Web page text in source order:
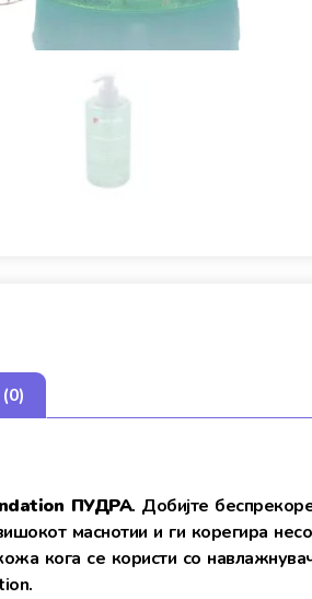
ПУДРА. Добијте
маснотии и ги корeгира
кога се користи со